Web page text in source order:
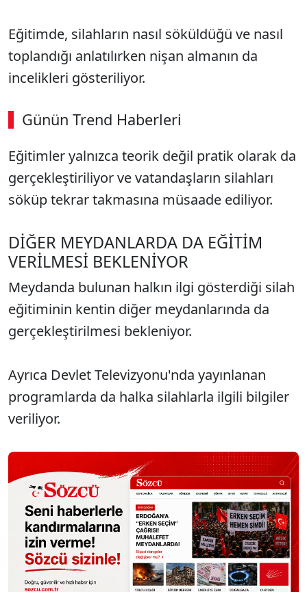
Eğitimde, silahların nasıl söküldüğü ve nasıl
toplandığı anlatılırken nişan almanın da
incelikleri gösteriliyor.
Günün Trend Haberleri
Eğitimler yalnızca teorik değil pratik olarak da
gerçekleştiriliyor ve vatandaşların silahları
söküp tekrar takmasına müsaade ediliyor.
DİĞER MEYDANLARDA DA EĞİTİM
VERİLMESİ BEKLENİYOR
Meydanda bulunan halkın ilgi gösterdiği silah
eğitiminin kentin diğer meydanlarında da
gerçekleştirilmesi bekleniyor.
Ayrıca Devlet Televizyonu'nda yayınlanan
programlarda da halka silahlarla ilgili bilgiler
veriliyor.